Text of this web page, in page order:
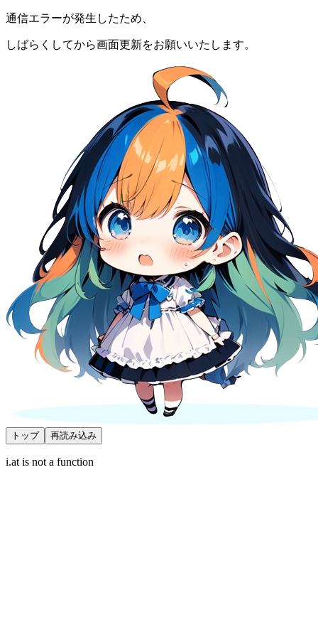
通信エラーが発生したため、
しばらくしてから画面更新をお願いいたします。
トップ 再読み込み
i.at is not a function